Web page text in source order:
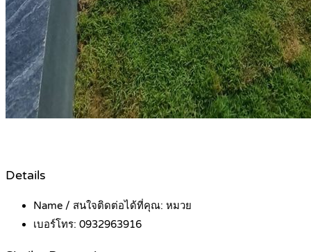
Details
Name / สนใจติดต่อได้ที่คุณ: หมวย
เบอร์โทร: 0932963916